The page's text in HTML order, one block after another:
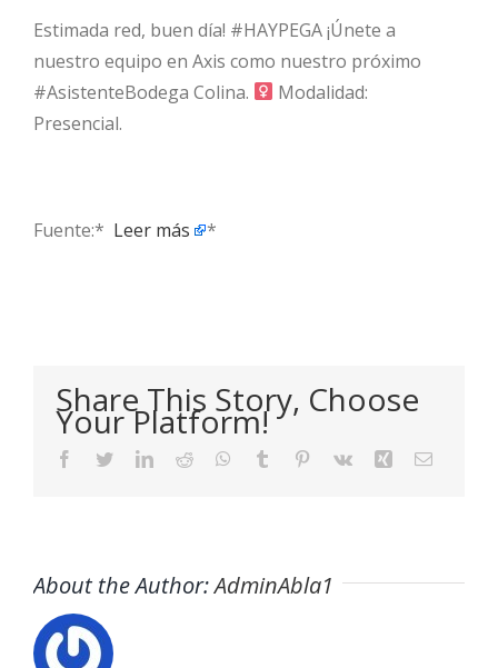
Estimada red, buen día! #HAYPEGA ¡Únete a
nuestro equipo en Axis como nuestro próximo
#AsistenteBodega Colina. ‍
Modalidad:
Presencial.
Fuente:* ​ Leer más *
Share This Story, Choose
Your Platform!
Facebook
TwitterLinkedIn
Reddit WhatsApp
Tumblr Pinterest
Vk Xing Email
About the Author:AdminAbla1